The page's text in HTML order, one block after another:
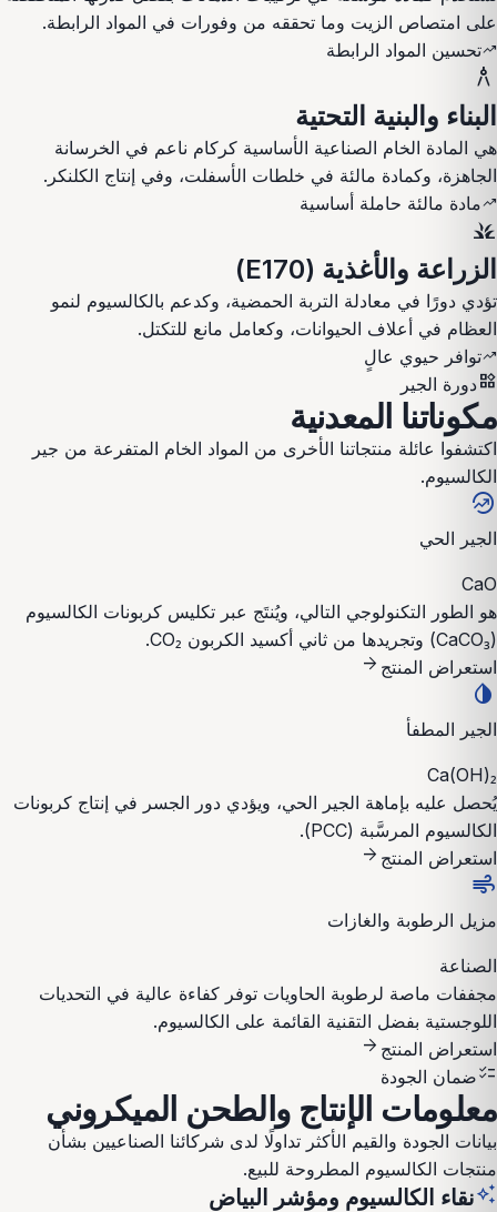
على امتصاص الزيت وما تحققه من وفورات في المواد الرابطة.
trending_upتحسين المواد الرابطة
architecture
البناء والبنية التحتية
هي المادة الخام الصناعية الأساسية كركام ناعم في الخرسانة
الجاهزة، وكمادة مالئة في خلطات الأسفلت، وفي إنتاج الكلنكر.
trending_upمادة مالئة حاملة أساسية
grass
الزراعة والأغذية (E170)
تؤدي دورًا في معادلة التربة الحمضية، وكدعم بالكالسيوم لنمو
العظام في أعلاف الحيوانات، وكعامل مانع للتكتل.
trending_upتوافر حيوي عالٍ
widgetsدورة الجير
مكوناتنا المعدنية
اكتشفوا عائلة منتجاتنا الأخرى من المواد الخام المتفرعة من جير
الكالسيوم.
whatshot
الجير الحي
CaO
هو الطور التكنولوجي التالي، ويُنتَج عبر تكليس كربونات الكالسيوم
(CaCO₃) وتجريدها من ثاني أكسيد الكربون CO₂.
استعراض المنتج arrow_forward
invert_colors
الجير المطفأ
Ca(OH)₂
يُحصل عليه بإماهة الجير الحي، ويؤدي دور الجسر في إنتاج كربونات
الكالسيوم المرسَّبة (PCC).
استعراض المنتج arrow_forward
air
مزيل الرطوبة والغازات
الصناعة
مجففات ماصة لرطوبة الحاويات توفر كفاءة عالية في التحديات
اللوجستية بفضل التقنية القائمة على الكالسيوم.
استعراض المنتج arrow_forward
checklistضمان الجودة
معلومات الإنتاج والطحن الميكروني
بيانات الجودة والقيم الأكثر تداولًا لدى شركائنا الصناعيين بشأن
منتجات الكالسيوم المطروحة للبيع.
auto_awesomeنقاء الكالسيوم ومؤشر البياض